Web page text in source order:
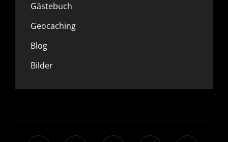
Gästebuch
Geocaching
Blog
Bilder